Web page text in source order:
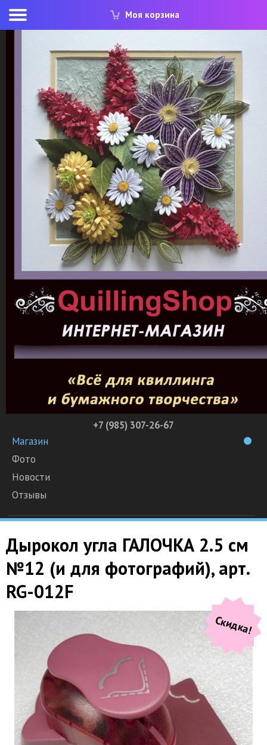
Моя корзина
+7 (985) 307-26-67
Магазин
Фото
Новости
Отзывы
Дырокол угла ГАЛОЧКА 2.5 см
№12 (и для фотографий), арт.
RG-012F
Скидка!